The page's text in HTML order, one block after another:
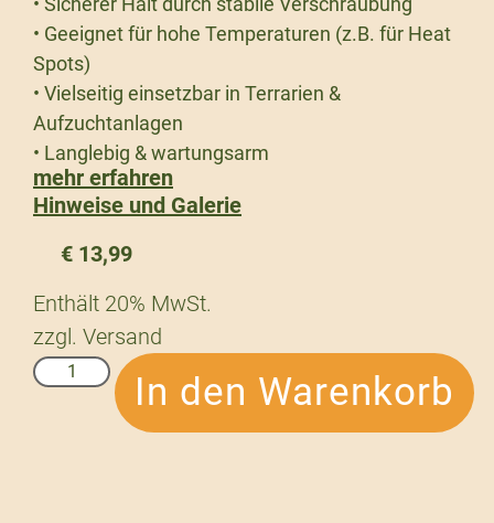
• Geeignet für hohe Temperaturen (z.B. für Heat
Spots)
• Vielseitig einsetzbar in Terrarien &
Aufzuchtanlagen
• Langlebig & wartungsarm
mehr erfahren
Hinweise und Galerie
€ 13,99
Enthält 20% MwSt.
zzgl. Versand
In den Warenkorb